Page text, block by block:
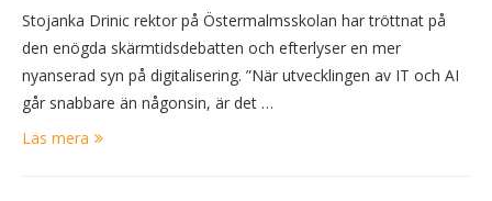
Stojanka Drinic rektor på Östermalmsskolan har tröttnat på
den enögda skärmtidsdebatten och efterlyser en mer
nyanserad syn på digitalisering. ”När utvecklingen av IT och AI
går snabbare än någonsin, är det …
Läs mera